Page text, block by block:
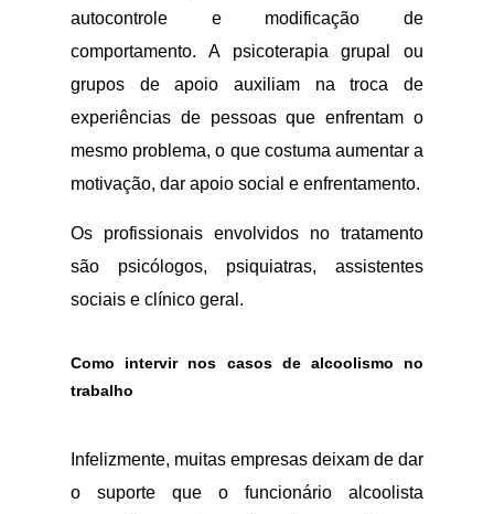
autocontrole e modificação de
comportamento. A psicoterapia grupal ou
grupos de apoio auxiliam na troca de
experiências de pessoas que enfrentam o
mesmo problema, o que costuma aumentar a
motivação, dar apoio social e enfrentamento.
Os profissionais envolvidos no tratamento
são psicólogos, psiquiatras, assistentes
sociais e clínico geral.
Como intervir nos casos de alcoolismo no
trabalho
Infelizmente, muitas empresas deixam de dar
o suporte que o funcionário alcoolista